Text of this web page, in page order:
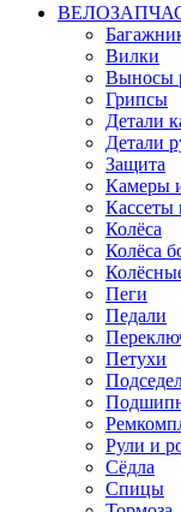
Вилки
Выносы
Грипсы
Детали
Детали
Защита
Камеры
Кассеты
Колёса
Колёса
Пеги
Педали
Петухи
Рули и
Сёдла
Спицы